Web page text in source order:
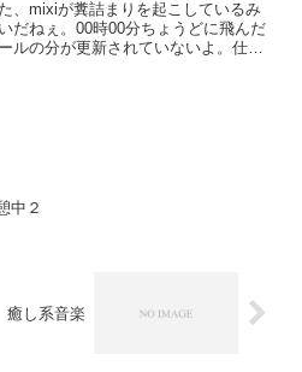
、mixiが糞詰まりを起こしているみ
だねぇ。00時00分ちょうどに飛んだ
ルの分が更新されていないよ。仕方
中２
癒し系音楽